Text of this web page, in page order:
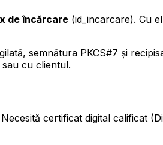
de încărcare (id_incarcare). Cu
semnătura PKCS#7 și
cu clientul.
certificat digital calificat